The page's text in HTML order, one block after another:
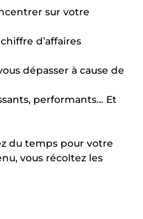
sur votre
d’affaires
dépasser à cause de
performants… Et
du temps pour votre
vous récoltez les